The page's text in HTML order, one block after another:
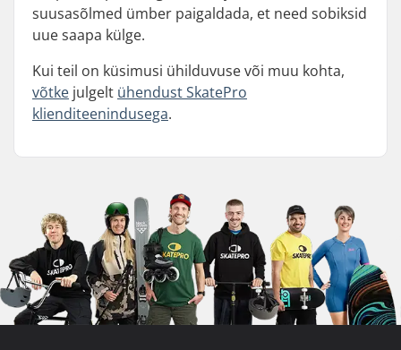
suusasõlmed ümber paigaldada, et need sobiksid
uue saapa külge.
Kui teil on küsimusi ühilduvuse või muu kohta,
võtke julgelt ühendust SkatePro
klienditeenindusega.